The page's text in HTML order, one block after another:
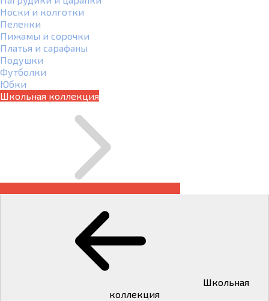
Носки и колготки
Пеленки
Пижамы и сорочки
Платья и сарафаны
Подушки
Футболки
Юбки
Школьная коллекция
коллекция